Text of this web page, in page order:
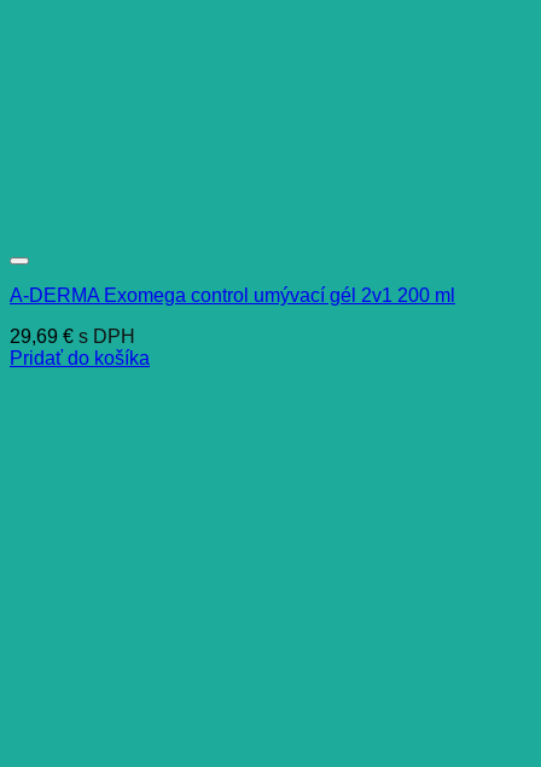
A-DERMA Exomega control umývací gél 2v1 200 ml
29,69 € s DPH
Pridať do košíka